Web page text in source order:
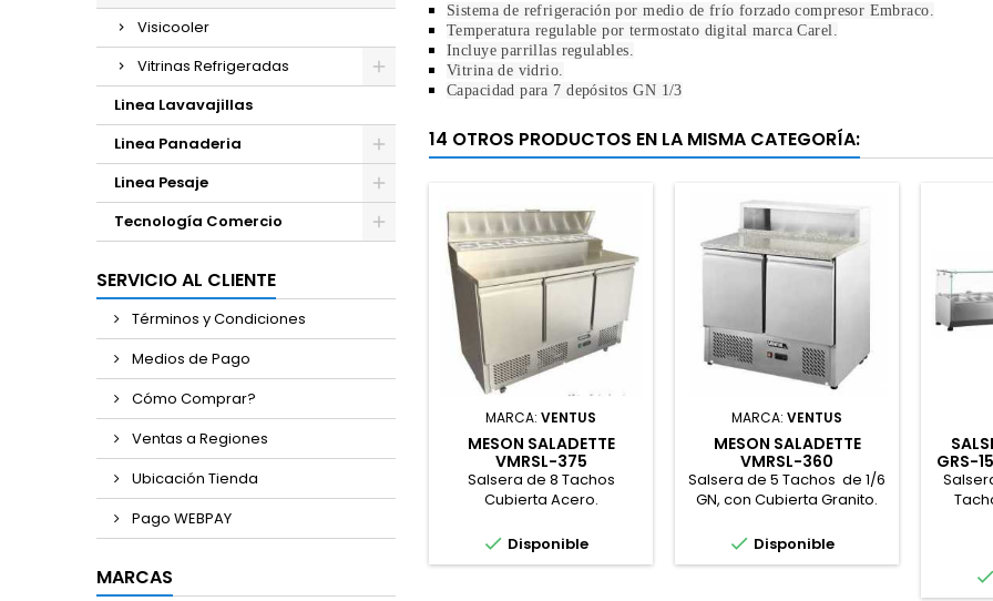
Visicooler
Vitrinas Refrigeradas
Linea Lavavajillas
Linea Panaderia
Linea Pesaje
Tecnología Comercio
SERVICIO AL CLIENTE
Términos y Condiciones
Medios de Pago
Cómo Comprar?
Ventas a Regiones
Ubicación Tienda
Pago WEBPAY
MARCAS
Sistema de refrigeración por medio de frío forzado compresor Embraco.
Temperatura regulable por termostato digital marca Carel.
Incluye parrillas regulables.
Vitrina de vidrio.
Capacidad para 7 depósitos GN 1/3
14 OTROS PRODUCTOS EN LA MISMA CATEGORÍA:
MARCA: VENTUS
MESON SALADETTE
VMRSL-375
Salsera de 8 Tachos
Cubierta Acero.
 Disponible
MARCA: VENTUS
MESON SALADETTE
VMRSL-360
Salsera de 5 Tachos de 1/6
GN, con Cubierta Granito.
 Disponible
GRS-
